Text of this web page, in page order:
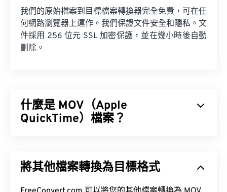
我們的原始檔案到目標檔案轉換器完全免費，可在任
何網路瀏覽器上運作。我們保證文件安全和隱私。文
件採用 256 位元 SSL 加密保護，並在幾小時後自動
刪除。
什麼是 MOV（Apple
QuickTime）檔案？
件。它以方便用戶將多媒體檔案保存到設備上而聞
將其他檔案轉換為目標格式